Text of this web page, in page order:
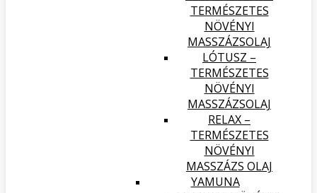
TERMÉSZETES
NÖVÉNYI
MASSZÁZSOLAJ
LÓTUSZ –
TERMÉSZETES
NÖVÉNYI
MASSZÁZSOLAJ
RELAX –
TERMÉSZETES
NÖVÉNYI
MASSZÁZS OLAJ
YAMUNA